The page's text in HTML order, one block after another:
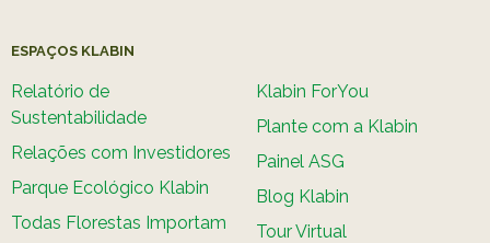
ESPAÇOS KLABIN
Relatório de
Sustentabilidade
Relações com Investidores
Parque Ecológico Klabin
Todas Florestas Importam
Klabin ForYou
Plante com a Klabin
Painel ASG
Blog Klabin
Tour Virtual